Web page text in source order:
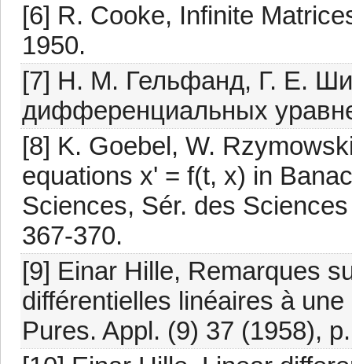
[6] R. Cooke, Infinite
1950.
[7] Н. М. Гельфанд, Г. Е.
дифференциальных
[8] K. Goebel, W.
equations x' = f(t, x) in
Sciences, Sér. des
367-370.
[9] Einar Hille, Remarques
différentielles linéaires à
Pures. Appl. (9) 37 (1958),